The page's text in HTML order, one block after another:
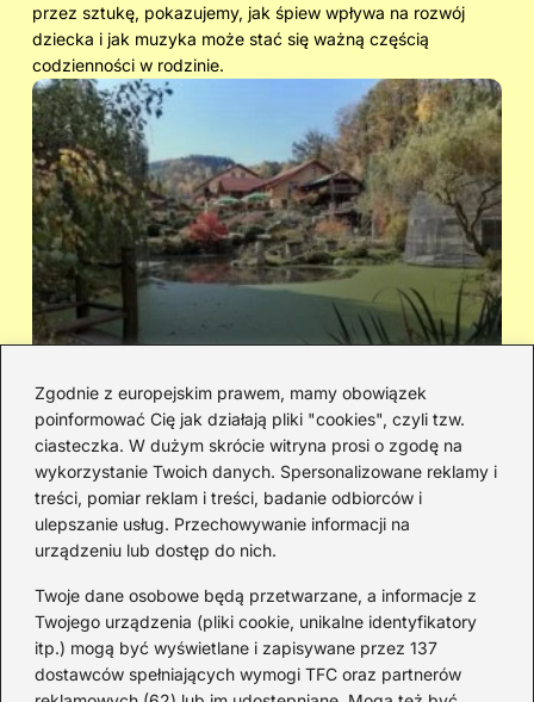
Zgodnie z europejskim prawem, mamy obowiązek
poinformować Cię jak działają pliki "cookies", czyli tzw.
ciasteczka. W dużym skrócie witryna prosi o zgodę na
wykorzystanie Twoich danych. Spersonalizowane reklamy i
treści, pomiar reklam i treści, badanie odbiorców i
ulepszanie usług. Przechowywanie informacji na
urządzeniu lub dostęp do nich.
Twoje dane osobowe będą przetwarzane, a informacje z
Twojego urządzenia (pliki cookie, unikalne identyfikatory
itp.) mogą być wyświetlane i zapisywane przez 137
dostawców spełniających wymogi TFC oraz partnerów
przez sztukę, pokazujemy, jak śpiew wpływa na rozwój
dziecka i jak muzyka może stać się ważną częścią
codzienności w rodzinie.
Cicha woda — kto śpiewał i jaka jest
historia piosenki
Redakcja
JazzJuniors.pl to miejsce dla rodziców, nauczycieli,
animatorów i wszystkich, którzy wierzą, że muzyka to coś
więcej niż dźwięki – to emocje, relacje i wspomnienia.
Szukasz inspiracji do rodzinnego śpiewania?